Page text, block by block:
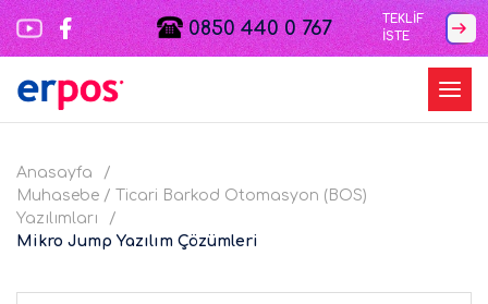
0850 440 0 767
TEKLİF
İSTE
Anasayfa
Muhasebe / Ticari Barkod Otomasyon (BOS)
Yazılımları
Mikro Jump Yazılım Çözümleri